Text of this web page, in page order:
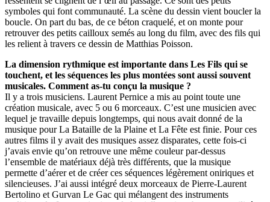
symboles qui font communauté. La scène du dessin vient boucler la
boucle. On part du bas, de ce béton craquelé, et on monte pour
retrouver des petits cailloux semés au long du film, avec des fils qui
les relient à travers ce dessin de Matthias Poisson.
La dimension rythmique est importante dans Les Fils qui se
touchent, et les séquences les plus montées sont aussi souvent
musicales. Comment as-tu conçu la musique ?
Il y a trois musiciens. Laurent Pernice a mis au point toute une
création musicale, avec 5 ou 6 morceaux. C’est une musicien avec
lequel je travaille depuis longtemps, qui nous avait donné de la
musique pour La Bataille de la Plaine et La Fête est finie. Pour ces
autres films il y avait des musiques assez disparates, cette fois-ci
j’avais envie qu’on retrouve une même couleur par-dessus
l’ensemble de matériaux déjà très différents, que la musique
permette d’aérer et de créer ces séquences légèrement oniriques et
silencieuses. J’ai aussi intégré deux morceaux de Pierre-Laurent
Bertolino et Gurvan Le Gac qui mélangent des instruments